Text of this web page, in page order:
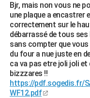
Bjr, mais non vous ne
une plaque a encastrer
correctement sur le
débarrassé de tous
sans compter que
du four a nue juste en
ca va pas etre joli joli et
bizzzares !!
https://pdf.sogedis.fr/
WF12.pdf